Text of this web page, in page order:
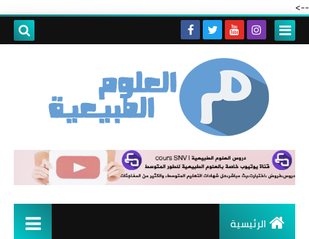
-->
الرئيسية